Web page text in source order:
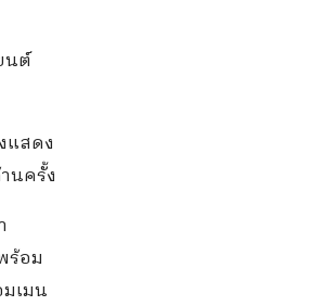
นต์
แสดง
นครั้ง
ร้อม
เมน